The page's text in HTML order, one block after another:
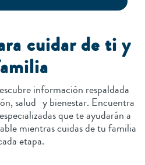
cuidar de ti y
información respaldada
salud y bienestar. Encuentra
que te ayudarán a
mientras cuidas de tu familia
etapa.